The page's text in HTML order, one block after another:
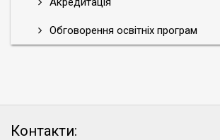
Обговорення освітніх програм
Контакти: